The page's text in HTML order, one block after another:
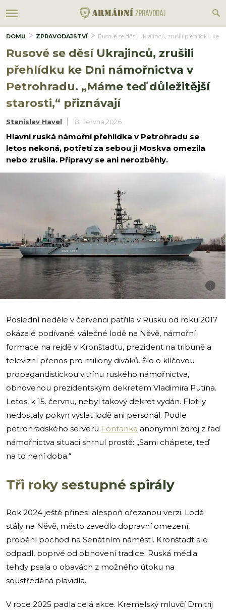
DOMŮ ZPRAVODAJSTVÍ Rusové se děsí Ukrajinců, zrušili přehlídku ke
Rusové se děsí Ukrajinců, zrušili
přehlídku ke Dni námořnictva v
Petrohradu. „Máme teď důležitější
starosti,“ přiznávají
Stanislav Havel 18. června 2026
Hlavní ruská námořní přehlídka v Petrohradu se
letos nekoná, potřetí za sebou ji Moskva omezila
nebo zrušila. Přípravy se ani nerozběhly.
i
Poslední neděle v červenci patřila v Rusku od roku 2017
okázalé podívané: válečné lodě na Něvě, námořní
formace na rejdě v Kronštadtu, prezident na tribuně a
televizní přenos pro miliony diváků. Šlo o klíčovou
propagandistickou vitrínu ruského námořnictva,
obnovenou prezidentským dekretem Vladimira Putina.
Letos, k 15. červnu, nebyl takový dekret vydán. Flotily
nedostaly pokyn vyslat lodě ani personál. Podle
petrohradského serveru Fontanka anonymní zdroj z řad
námořnictva situaci shrnul prostě: „Sami chápete, teď
na to není doba.“
Tři roky sestupné spirály
Rok 2024 ještě přinesl alespoň ořezanou verzi. Lodě
stály na Něvě, město zavedlo dopravní omezení,
proběhl pochod na Senátním náměstí. Kronštadt ale
odpadl, poprvé od obnovení tradice. Ruská média
tehdy psala o obavách z možného útoku na
soustředěná plavidla.
V roce 2025 padla celá akce. Kremelský mluvčí Dmitrij